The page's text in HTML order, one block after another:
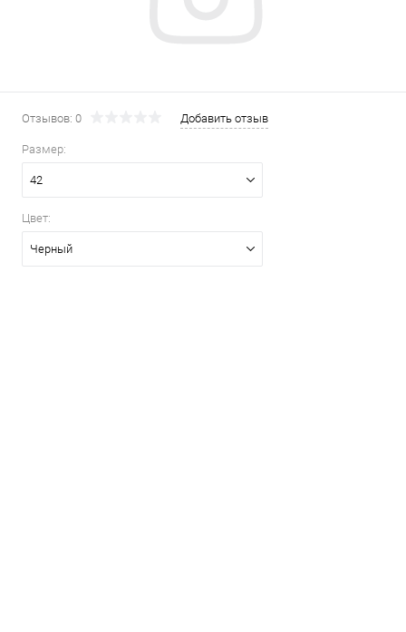
Отзывов: 0 Добавить отзыв
Размер:
42
Цвет:
Черный